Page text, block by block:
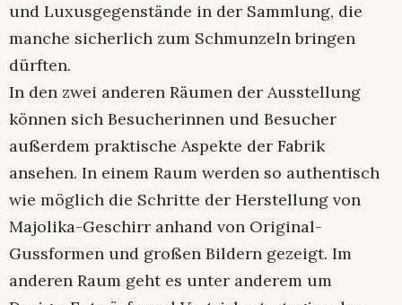
und Luxusgegenstände in der Sammlung, die
manche sicherlich zum Schmunzeln bringen
dürften.
In den zwei anderen Räumen der Ausstellung
können sich Besucherinnen und Besucher
außerdem praktische Aspekte der Fabrik
ansehen. In einem Raum werden so authentisch
wie möglich die Schritte der Herstellung von
Majolika-Geschirr anhand von Original-
Gussformen und großen Bildern gezeigt. Im
anderen Raum geht es unter anderem um